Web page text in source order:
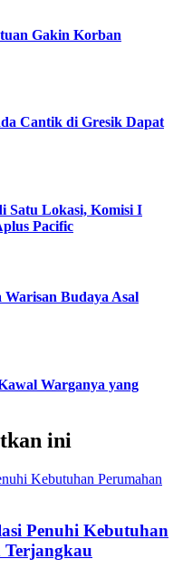
Gakin Korban
Cantik di Gresik Dapat
Satu Lokasi, Komisi I
Pacific
Budaya Asal
Warganya yang
ini
Penuhi Kebutuhan
Terjangkau